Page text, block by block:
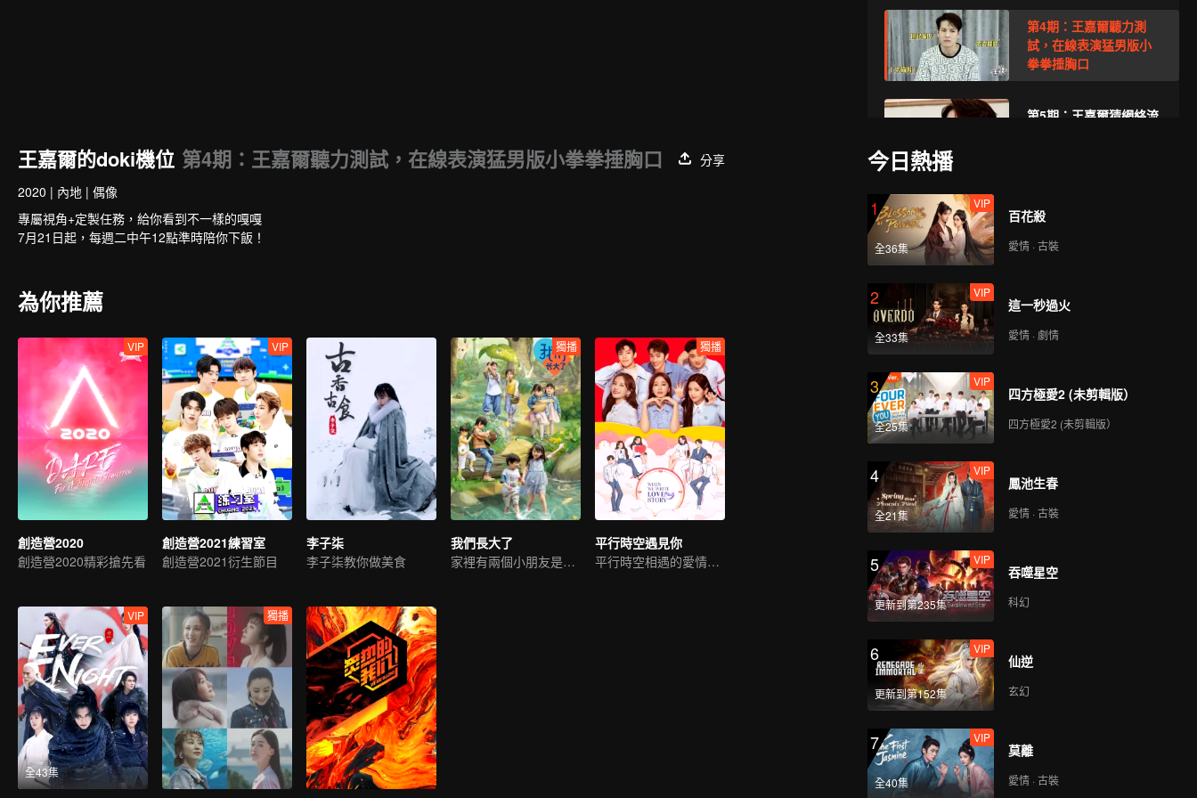
第4期：王嘉爾聽力測
試，在線表演猛男版小
拳拳捶胸口
第5期：王嘉爾猜網絡流
挑戰，懲罰難喝到變形
接龍，大西瓜我們走
一生”，畫畫我盡力了
挑戰，被折磨到出現幻
覺？
我 戴假髮在健身房走秀
四年前搞笑視頻，尷尬
到以屁股示人
大挑戰！深情告白“王扶
井”組合
王嘉爾的doki機位 第4期：王嘉爾聽力測試，在線表演猛男版小拳拳捶胸口
分享
2020 | 內地 | 偶像
專屬視角+定製任務，給你看到不一樣的嘎嘎
7月21日起，每週二中午12點準時陪你下飯！
為你推薦
VIP
創造營2020
創造營2020精彩搶先看
VIP
創造營2021練習室
創造營2021衍生節目
李子柒
李子柒教你做美食
獨播
我們長大了
家裡有兩個小朋友是什麼感受
獨播
平行時空遇見你
平行時空相遇的愛情故事
全43集
VIP 獨播
今日熱播
1
全36集
VIP
百花殺
愛情 · 古裝
2
全33集
VIP
這一秒過火
愛情 · 劇情
3
全25集
VIP
四方極愛2 (未剪輯版）
四方極愛2 (未剪輯版）
4
全21集
VIP
鳳池生春
愛情 · 古裝
5
更新到第235集
VIP
吞噬星空
科幻
6
更新到第152集
VIP
仙逆
玄幻
7
全40集
VIP
莫離
愛情 · 古裝